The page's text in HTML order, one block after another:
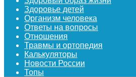
Здоровье детей
Организм человека
Ответы на вопросы
Отношения
Травмы и ортопедия
Калькуляторы
Новости России
Топы